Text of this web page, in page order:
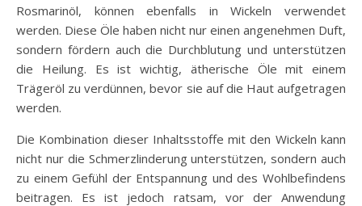
Rosmarinöl, können ebenfalls in Wickeln verwendet
werden. Diese Öle haben nicht nur einen angenehmen Duft,
sondern fördern auch die Durchblutung und unterstützen
die Heilung. Es ist wichtig, ätherische Öle mit einem
Trägeröl zu verdünnen, bevor sie auf die Haut aufgetragen
werden.
Die Kombination dieser Inhaltsstoffe mit den Wickeln kann
nicht nur die Schmerzlinderung unterstützen, sondern auch
zu einem Gefühl der Entspannung und des Wohlbefindens
beitragen. Es ist jedoch ratsam, vor der Anwendung